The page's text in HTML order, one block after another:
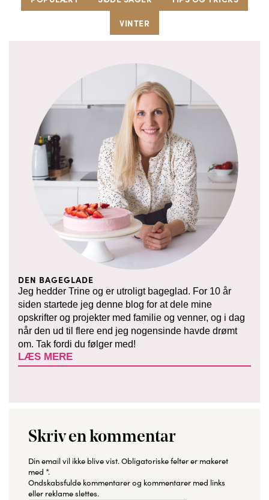
VINTER
DEN BAGEGLADE
Jeg hedder Trine og er utroligt bageglad. For 10 år
siden startede jeg denne blog for at dele mine
opskrifter og projekter med familie og venner, og i dag
når den ud til flere end jeg nogensinde havde drømt
om. Tak fordi du følger med!
LÆS MERE
Skriv en kommentar
Din email vil ikke blive vist.Obligatoriske felter er makeret
med *.
Ondskabsfulde kommentarer og kommentarer med links
eller reklame slettes.